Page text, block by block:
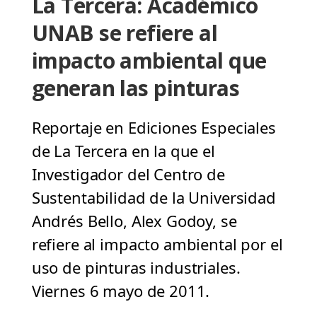
UNAB se refiere al
impacto ambiental que
generan las pinturas
Reportaje en Ediciones Especiales
de La Tercera en la que el
Investigador del Centro de
Sustentabilidad de la Universidad
Andrés Bello, Alex Godoy, se
refiere al impacto ambiental por el
uso de pinturas industriales.
Viernes 6 mayo de 2011.